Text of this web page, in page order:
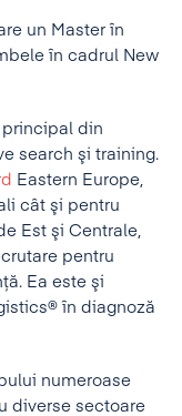
un Master în
în cadrul New
principal din
search şi training.
Eastern Europe,
cât şi pentru
Est şi Centrale,
pentru
Ea este şi
în diagnoză
numeroase
diverse sectoare